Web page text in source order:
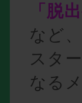
「脱
など
スタ
なる